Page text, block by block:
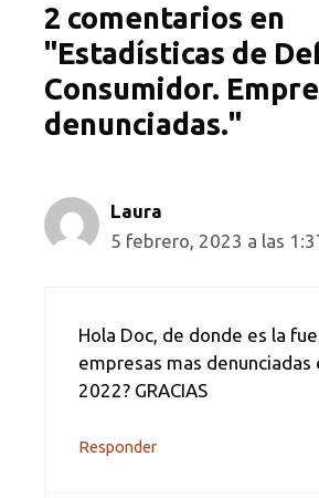
2 comentarios en
"Estadísticas de
Consumidor.
denunciadas."
Laura
5 febrero, 2023 a las
Hola Doc, de donde es la
empresas mas denunciadas
2022? GRACIAS
Responder